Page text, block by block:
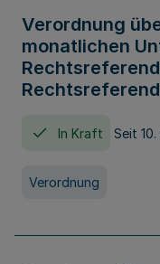
Verordnung
monatlichen
In Kraft Seit
Verordnung